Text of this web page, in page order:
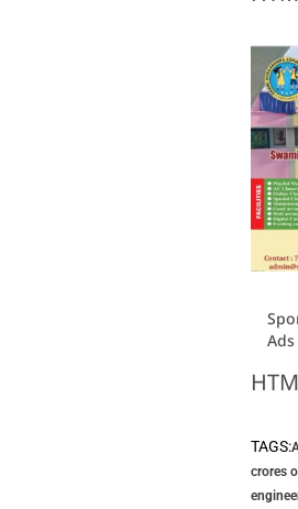
Ads
TAGS:
crores